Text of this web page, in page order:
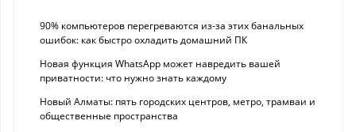
90% компьютеров перегреваются из-за этих банальных
ошибок: как быстро охладить домашний ПК
Новая функция WhatsApp может навредить вашей
приватности: что нужно знать каждому
Новый Алматы: пять городских центров, метро, трамваи и
общественные пространства